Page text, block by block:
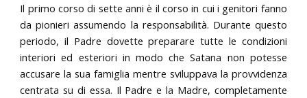
Il primo corso di sette anni è il corso in cui i genitori fanno
da pionieri assumendo la responsabilità. Durante questo
periodo, il Padre dovette preparare tutte le condizioni
interiori ed esteriori in modo che Satana non potesse
accusare la sua famiglia mentre sviluppava la provvidenza
centrata su di essa. Il Padre e la Madre, completamente